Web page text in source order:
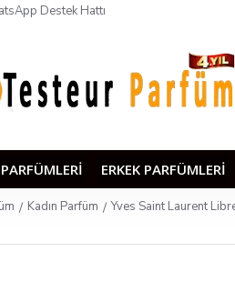
Destek Hattı
ERKEK PARFÜMLERI
Kadın Parfüm Yves Saint Laurent